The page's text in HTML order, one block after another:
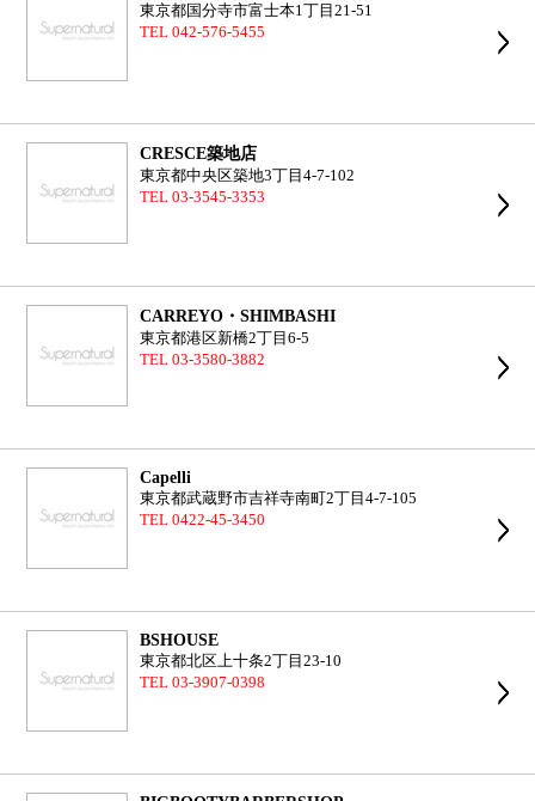
東京都国分寺市富士本1丁目21-51
TEL 042-576-5455
CRESCE築地店
東京都中央区築地3丁目4-7-102
TEL 03-3545-3353
CARREYO・SHIMBASHI
東京都港区新橋2丁目6-5
TEL 03-3580-3882
Capelli
東京都武蔵野市吉祥寺南町2丁目4-7-105
TEL 0422-45-3450
BSHOUSE
東京都北区上十条2丁目23-10
TEL 03-3907-0398